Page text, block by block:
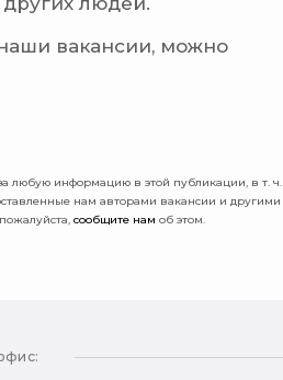
вакансии, можно
любую информацию в этой публикации, в т. ч.
нам авторами вакансии и другими
сообщите нам об этом.